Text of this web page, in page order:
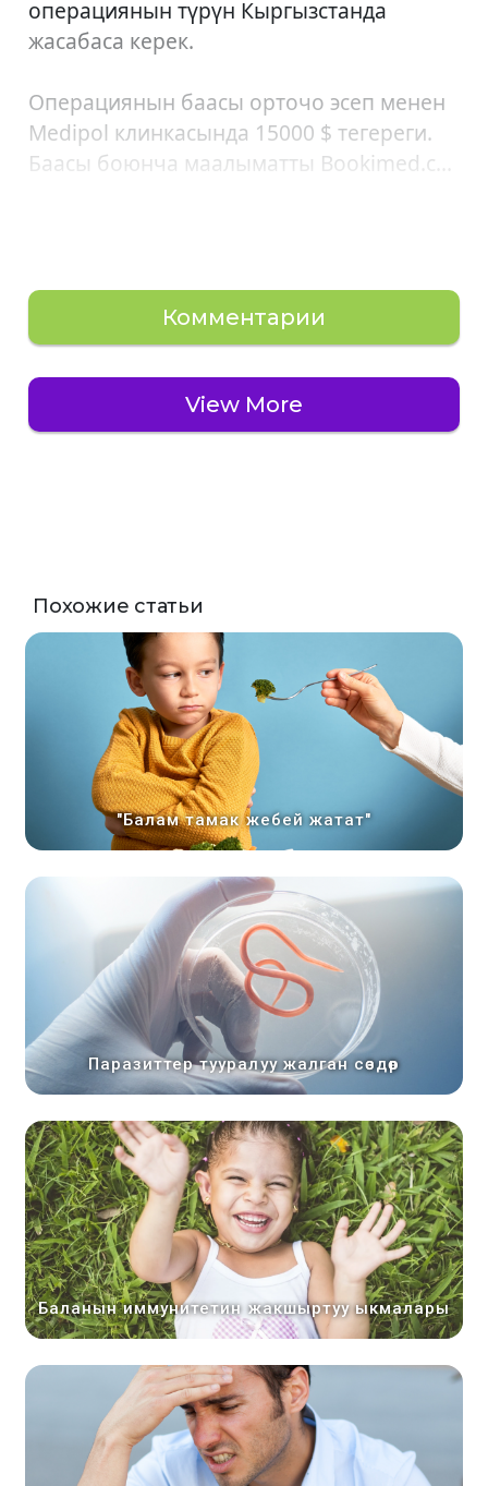
операциянын түрүн Кыргызстанда
жасабаса керек.
Операциянын баасы орточо эсеп менен
Medipol клинкасында 15000 $ тегереги.
Баасы боюнча маалыматты Bookimed.c...
Комментарии
View More
Похожие статьи
"Балам тамак жебей жатат"
Паразиттер тууралуу жалган сөздөр
Баланын иммунитетин жакшыртуу ыкмалары